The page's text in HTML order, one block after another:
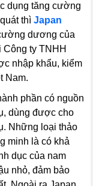
dụng tăng cường
thìJapan
dương của
ty TNHH
nhập khẩu, kiểm
Nam.
phần có nguồn
dùng được cho
Những loại thảo
minh là có khả
dục của nam
nhỏ, đảm bảo